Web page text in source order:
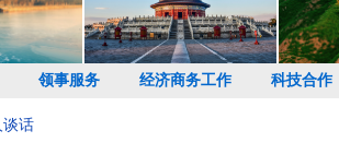
领事服务 经济商务工作 科技合作
话